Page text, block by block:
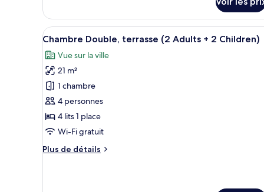
personne,
terrasse
le
type
de
Chambre
Double
pour
personne,
terrasse
Afficher
toutes
les
photos
pour
ce
type
de
chambre :
Chambre
Coffres-forts dans les
17
Chambre Double, terrasse (2 Adults + 2 Children)
Vue sur la ville
21 m²
1 chambre
4 personnes
4 lits 1 place
Wi-Fi gratuit
Plus de détails
Plus